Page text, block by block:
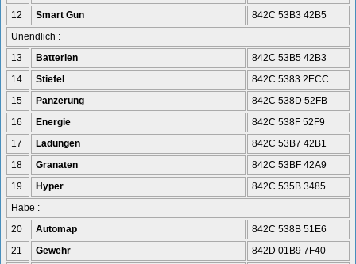
12
Smart Gun
842C 53B3 42B5
Unendlich :
13
Batterien
842C 53B5 42B3
14
Stiefel
842C 5383 2ECC
15
Panzerung
842C 538D 52FB
16
Energie
842C 538F 52F9
17
Ladungen
842C 53B7 42B1
18
Granaten
842C 53BF 42A9
19
Hyper
842C 535B 3485
Habe :
20
Automap
842C 538B 51E6
21
Gewehr
842D 01B9 7F40